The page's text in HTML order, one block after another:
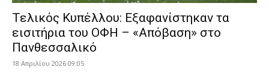
Τελικός Κυπέλλου: Εξαφανίστηκαν τα
εισιτήρια του ΟΦΗ – «Απόβαση» στο
Πανθεσσαλικό
18 Απριλίου 2026 09:05